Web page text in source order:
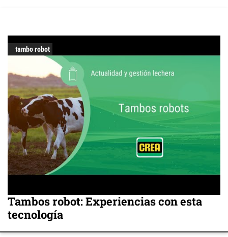
tambo robot
Tambos robot: Experiencias con esta
tecnología